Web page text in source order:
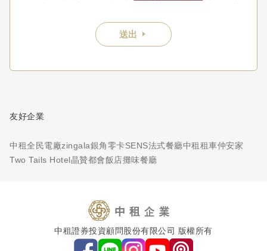
送出
友好企業
中租全民電廠zingala銀角零卡SENS法式餐廳中租租車仲安家
Two Tails Hotel晶贊都會飯店攤味餐廳
中租證券投資顧問股份有限公司 版權所有